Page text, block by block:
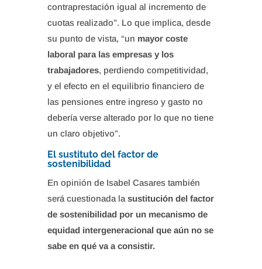
contraprestación igual al incremento de
cuotas realizado”. Lo que implica, desde
su punto de vista, “un mayor coste
laboral para las empresas y los
trabajadores, perdiendo competitividad,
y el efecto en el equilibrio financiero de
las pensiones entre ingreso y gasto no
debería verse alterado por lo que no tiene
un claro objetivo”.
El sustituto del factor de
sostenibilidad
En opinión de Isabel Casares también
será cuestionada la sustitución del factor
de sostenibilidad por un mecanismo de
equidad intergeneracional que aún no se
sabe en qué va a consistir.